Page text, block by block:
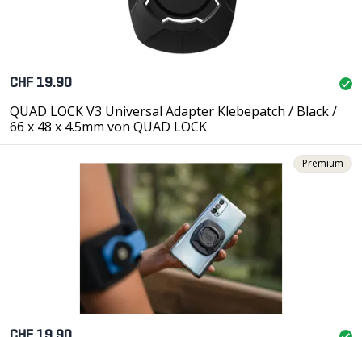
CHF 19.90
QUAD LOCK V3 Universal Adapter Klebepatch / Black /
66 x 48 x 4.5mm von QUAD LOCK
Premium